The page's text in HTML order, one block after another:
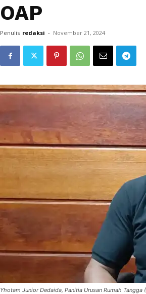
OAP
Penulis redaksi - November 21, 2024
Yhotam Junior Dedaida, Panitia Urusan Rumah